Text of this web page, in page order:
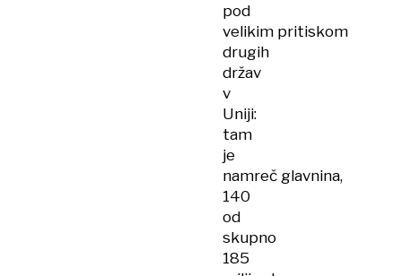
pod
velikim pritiskom
drugih
držav
v
Uniji:
tam
je
namreč glavnina,
140
od
skupno
185